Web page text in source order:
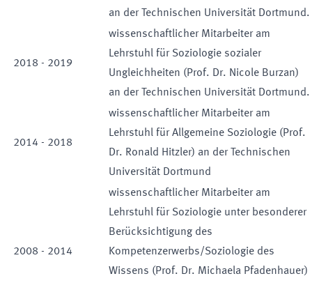
an der Technischen Universität Dortmund.
2018 - 2019
wissenschaftlicher Mitarbeiter am
Lehrstuhl für Soziologie sozialer
Ungleichheiten (Prof. Dr. Nicole Burzan)
an der Technischen Universität Dortmund.
2014 - 2018
wissenschaftlicher Mitarbeiter am
Lehrstuhl für Allgemeine Soziologie (Prof.
Dr. Ronald Hitzler) an der Technischen
Universität Dortmund
2008 - 2014
wissenschaftlicher Mitarbeiter am
Lehrstuhl für Soziologie unter besonderer
Berücksichtigung des
Kompetenzerwerbs/Soziologie des
Wissens (Prof. Dr. Michaela Pfadenhauer)